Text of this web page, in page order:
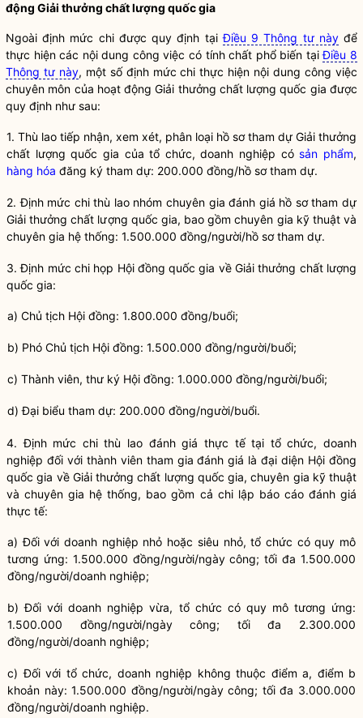
động Giải thưởng chất lượng quốc gia
Ngoài định mức chi được quy định tạiĐiều 9 Thông tư nàyđể
thực hiện các nội dung công việc có tính chất phổ biến tạiĐiều 8
Thông tư này, một số định mức chi thực hiện nội dung công việc
chuyên môn của hoạt động Giải thưởng chất lượngquốc gia được
quy định như sau:
1. Thù lao tiếp nhận, xem xét, phân loại hồ sơ tham dự Giải thưởng
chất lượngquốc gia của tổ chức, doanh nghiệp cósản phẩm,
hàng hóa đăng ký tham dự: 200.000 đồng/hồ sơ tham dự.
2. Định mức chi thù lao nhóm chuyên gia đánh giá hồ sơ tham dự
Giải thưởng chất lượng quốc gia, bao gồm chuyên gia kỹ thuật và
chuyên gia hệ thống: 1.500.000 đồng/người/hồ sơ tham dự.
3. Định mức chi họp Hội đồngquốc gia về Giải thưởng chất lượng
quốc gia:
a) Chủ tịch Hội đồng: 1.800.000 đồng/buổi;
b) Phó Chủ tịch Hội đồng: 1.500.000 đồng/người/buổi;
c) Thành viên, thư ký Hội đồng: 1.000.000 đồng/người/buổi;
d) Đại biểu tham dự: 200.000 đồng/người/buổi.
4. Định mức chi thù lao đánh giá thực tế tại tổ chức, doanh
nghiệp đối với thành viên tham gia đánh giá là đại diện Hội đồng
quốc gia về Giải thưởng chất lượng quốc gia, chuyên gia kỹ thuật
và chuyên gia hệ thống, bao gồm cả chi lập báo cáo đánh giá
thực tế:
a) Đối với doanh nghiệp nhỏ hoặc siêu nhỏ, tổ chức có quy mô
tương ứng: 1.500.000 đồng/người/ngày công; tối đa 1.500.000
đồng/người/doanh nghiệp;
b) Đối với doanh nghiệp vừa, tổ chức có quy mô tương ứng:
1.500.000 đồng/người/ngày công; tối đa 2.300.000
đồng/người/doanh nghiệp;
c) Đối với tổ chức, doanh nghiệp không thuộc điểm a, điểm b
khoản này: 1.500.000 đồng/người/ngày công; tối đa 3.000.000
đồng/người/doanh nghiệp.